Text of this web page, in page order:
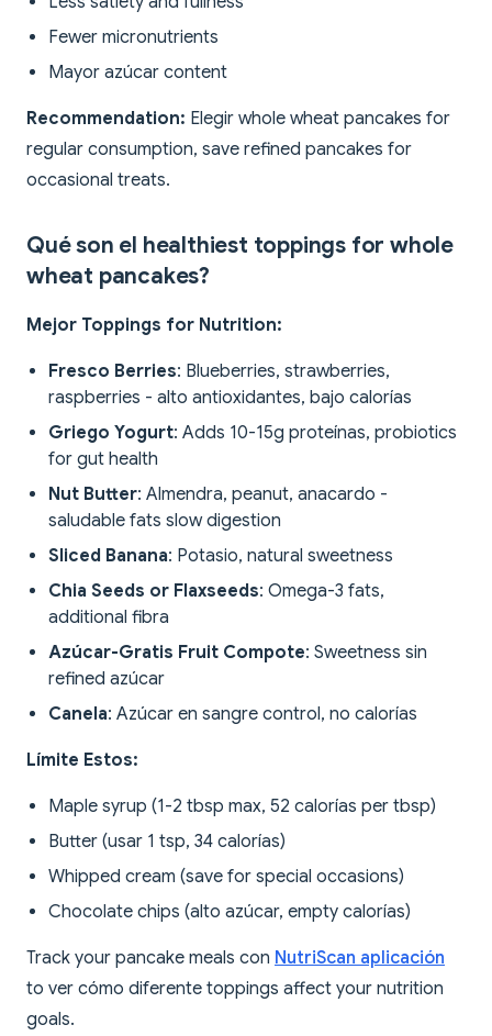
Fewer micronutrients
Mayor azúcar content
Recommendation: Elegir whole wheat pancakes for
regular consumption, save refined pancakes for
occasional treats.
Qué son el healthiest toppings for whole
wheat pancakes?
Mejor Toppings for Nutrition:
Fresco Berries: Blueberries, strawberries,
raspberries - alto antioxidantes, bajo calorías
Griego Yogurt: Adds 10-15g proteínas, probiotics
for gut health
Nut Butter: Almendra, peanut, anacardo -
saludable fats slow digestion
Sliced Banana: Potasio, natural sweetness
Chia Seeds or Flaxseeds: Omega-3 fats,
additional fibra
Azúcar-Gratis Fruit Compote: Sweetness sin
refined azúcar
Canela: Azúcar en sangre control, no calorías
Límite Estos:
Maple syrup (1-2 tbsp max, 52 calorías per tbsp)
Butter (usar 1 tsp, 34 calorías)
Whipped cream (save for special occasions)
Chocolate chips (alto azúcar, empty calorías)
Track your pancake meals con NutriScan aplicación
to ver cómo diferente toppings affect your nutrition
goals.